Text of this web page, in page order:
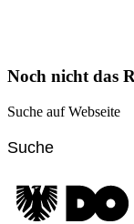
Noch nicht das
Suche auf Webseite